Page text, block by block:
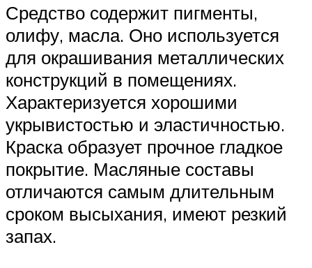
Средство содержит пигменты,
олифу, масла. Оно используется
для окрашивания металлических
конструкций в помещениях.
Характеризуется хорошими
укрывистостью и эластичностью.
Краска образует прочное гладкое
покрытие. Масляные составы
отличаются самым длительным
сроком высыхания, имеют резкий
запах.